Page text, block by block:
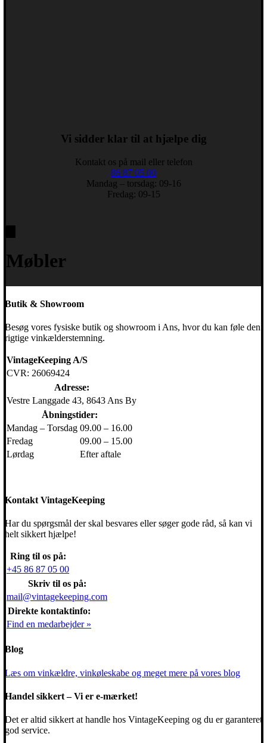
Vi sidder klar til at hjælpe dig
Kontakt os på mail eller telefon
86 87 05 00
Mandag – torsdag: 09-16
Fredag: 09-15
Møbler
Butik & Showroom
Besøg vores fysiske butik og showroom i Ans, hvor du kan føle den
rigtige vinkælderstemning.
VintageKeeping A/S
CVR: 26069424
Adresse:
Vestre Langgade 43, 8643 Ans By
Åbningstider:
Mandag – Torsdag 09.00 – 16.00
Fredag
09.00 – 15.00
Lørdag
Efter aftale
Kontakt VintageKeeping
Har du spørgsmål der skal besvares eller søger gode råd, så kan vi
helt sikkert hjælpe!
Ring til os på:
+45 86 87 05 00
Skriv til os på:
mail@vintagekeeping.com
Direkte kontaktinfo:
Find en medarbejder »
Blog
Læs om vinkældre, vinkøleskabe og meget mere på vores blog
Handel sikkert – Vi er e-mærket!
Det er altid sikkert at handle hos VintageKeeping og du er garanteret
god service.